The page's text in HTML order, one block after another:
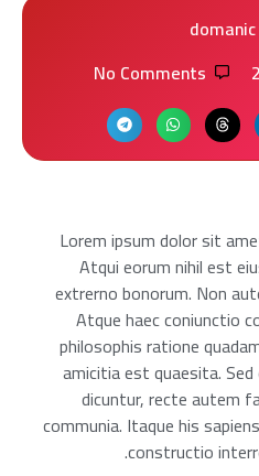
domanic
No Comments
Lorem ipsum dolor sit
Atqui eorum nihil est
extrerno bonorum. Non
Atque haec coniunctio
philosophis ratione
amicitia est quaesita.
dicuntur, recte autem
communia. Itaque his
constructio